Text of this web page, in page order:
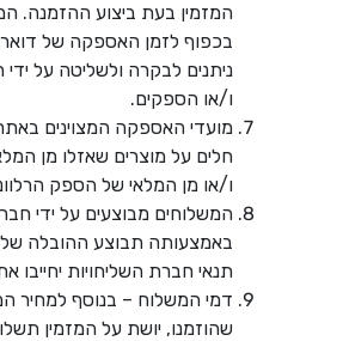
המזמין בעת ביצוע ההזמנה.
בכפוף לזמן האספקה של דואר
ניתנים לבקרה ולשליטה על
ו/או הספקים.
מועדי האספקה המצוינים באתר
חלים על מוצרים שאזלו מן
ו/או מן המלאי של הספק
המשלוחים מבוצעים על ידי
באמצעותה תבוצע ההובלה של
תנאי חברת השליחויות יחייבו
דמי המשלוח – בנוסף למחיר
שהוזמנו, יושת על המזמין